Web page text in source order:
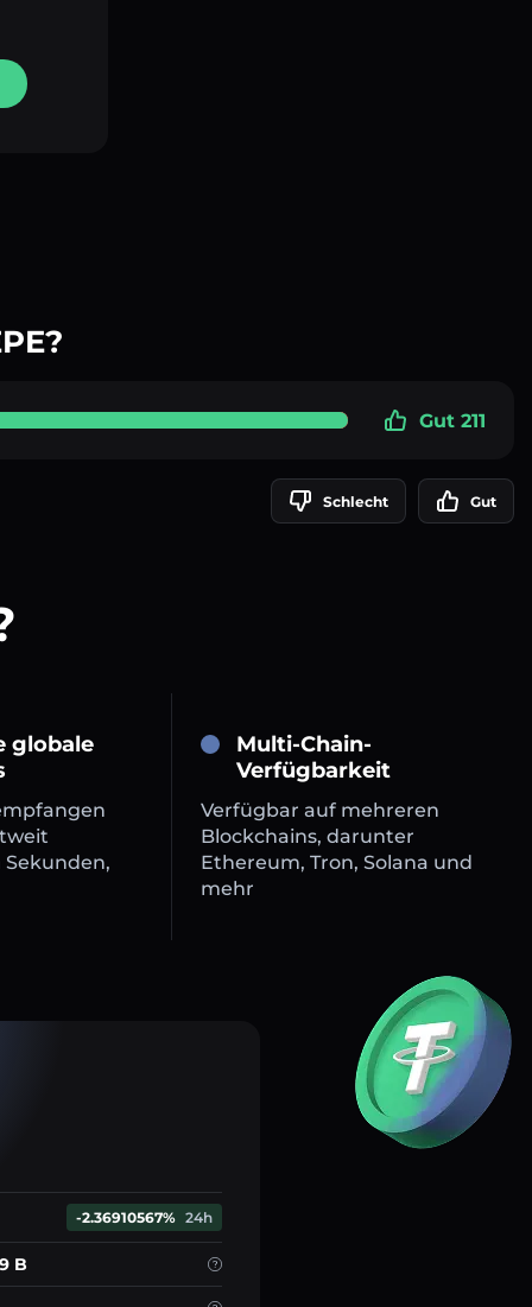
Gut 211
Schlecht Gut
globale
Multi-Chain-
Verfügbarkeit
Verfügbar auf mehreren
Blockchains, darunter
Ethereum, Tron, Solana und
mehr
-2.36910567% 24h
B